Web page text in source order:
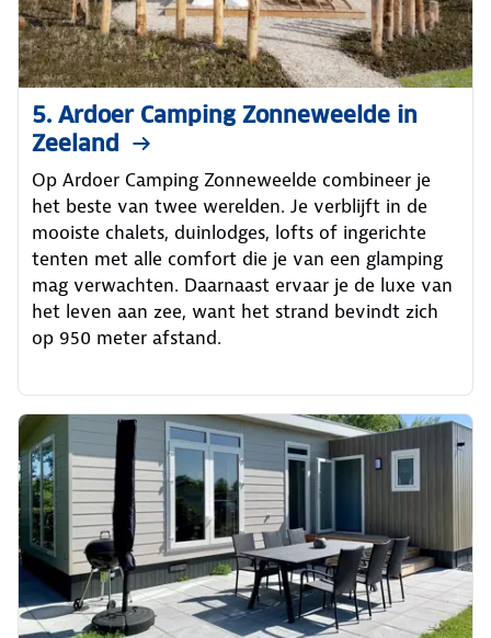
5. Ardoer Camping Zonneweelde in
Zeeland
Op Ardoer Camping Zonneweelde combineer je
het beste van twee werelden. Je verblijft in de
mooiste chalets, duinlodges, lofts of ingerichte
tenten met alle comfort die je van een glamping
mag verwachten. Daarnaast ervaar je de luxe van
het leven aan zee, want het strand bevindt zich
op 950 meter afstand.